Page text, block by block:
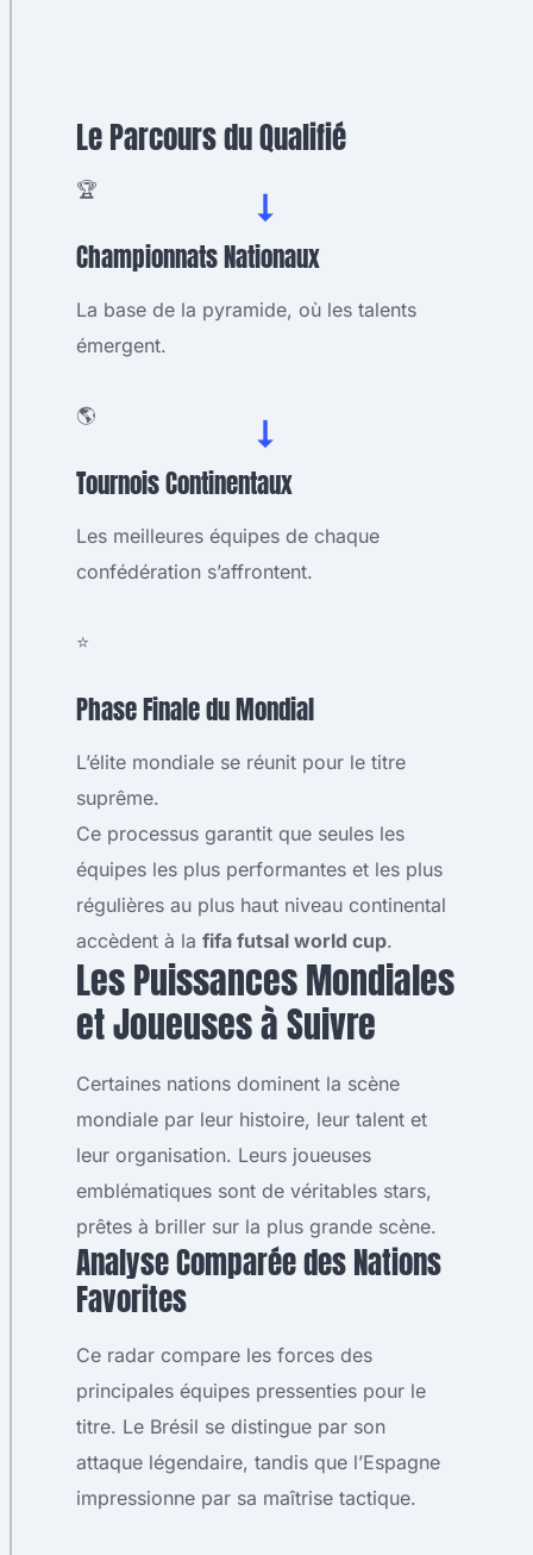
Le Parcours du Qualifié
🏆
Championnats Nationaux
La base de la pyramide, où les talents
émergent.
➞
🌎
Tournois Continentaux
Les meilleures équipes de chaque
confédération s’affrontent.
➞
⭐
Phase Finale du Mondial
L’élite mondiale se réunit pour le titre
suprême.
Ce processus garantit que seules les
équipes les plus performantes et les plus
régulières au plus haut niveau continental
accèdent à la fifa futsal world cup.
Les Puissances Mondiales
et Joueuses à Suivre
Certaines nations dominent la scène
mondiale par leur histoire, leur talent et
leur organisation. Leurs joueuses
emblématiques sont de véritables stars,
prêtes à briller sur la plus grande scène.
Analyse Comparée des Nations
Favorites
Ce radar compare les forces des
principales équipes pressenties pour le
titre. Le Brésil se distingue par son
attaque légendaire, tandis que l’Espagne
impressionne par sa maîtrise tactique.